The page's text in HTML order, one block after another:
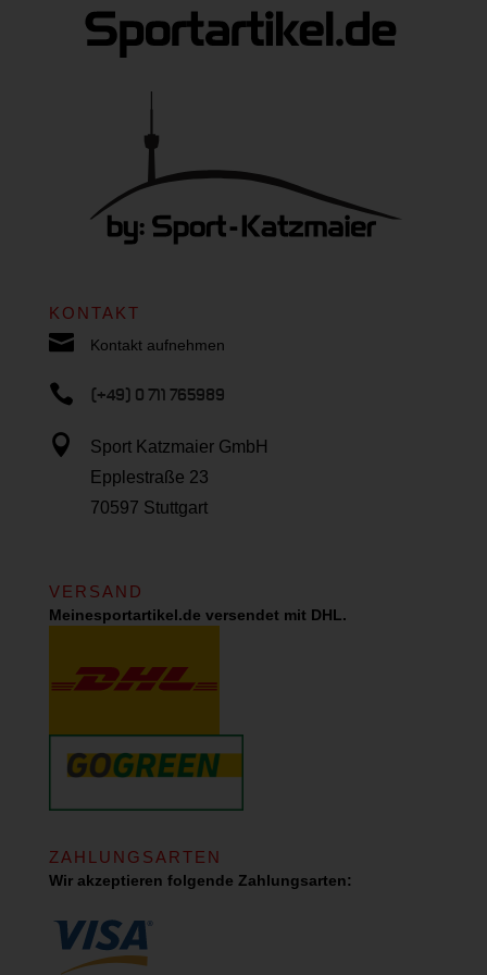
KONTAKT
 Kontakt aufnehmen
 (+49) 0 711 765989

Sport Katzmaier GmbH
Epplestraße 23
70597 Stuttgart
VERSAND
Meinesportartikel.de versendet mit DHL.
ZAHLUNGSARTEN
Wir akzeptieren folgende Zahlungsarten: